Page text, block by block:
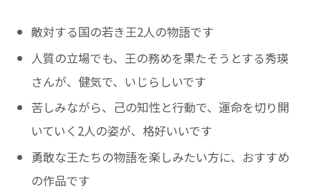
敵対する国の若き王2人の物語です
人質の立場でも、王の務めを果たそうとする秀瑛
さんが、健気で、いじらしいです
苦しみながら、己の知性と行動で、運命を切り開
いていく2人の姿が、格好いいです
勇敢な王たちの物語を楽しみたい方に、おすすめ
の作品です